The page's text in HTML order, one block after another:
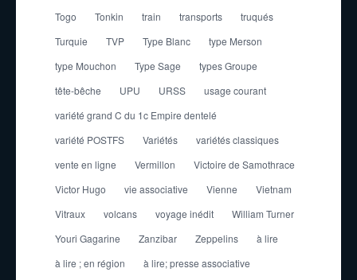
Togo
Tonkin train transports
truqués
Turquie
TVP Type Blanc
type Merson
type Mouchon
Type Sage
types Groupe
tête-bêche
UPU URSS
usage courant
variété grand C du 1c Empire dentelé
variété POSTFS
Variétés
variétés classiques
vente en ligne
Vermillon
Victoire de Samothrace
Victor Hugo
vie associative Vienne
Vietnam
Vitraux
volcans voyage inédit
William Turner
Youri Gagarine
Zanzibar Zeppelins
à lire
à lire ; en région
à lire; presse associative